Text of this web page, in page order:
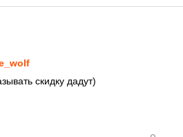
скидку дадут)